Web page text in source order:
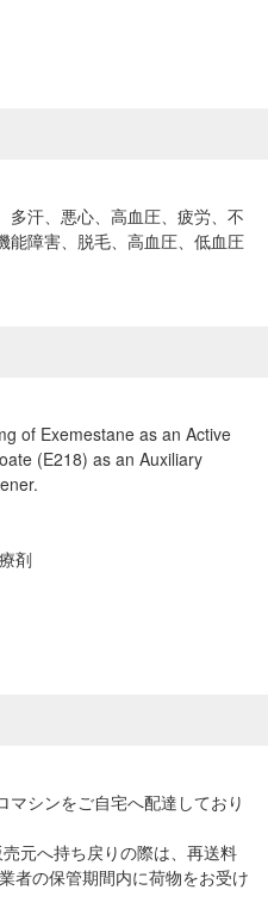
多汗、悪心、高血圧、疲労、不
能障害、脱毛、高血圧、低血圧
of Exemestane as an Active
(E218) as an Auxiliary
剤
シンをご自宅へ配達しており
元へ持ち戻りの際は、再送料
者の保管期間内に荷物をお受け